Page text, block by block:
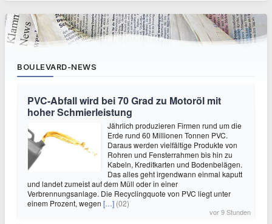
BOULEVARD-NEWS
PVC-Abfall wird bei 70 Grad zu Motoröl mit
hoher Schmierleistung
Jährlich produzieren Firmen rund um die
Erde rund 60 Millionen Tonnen PVC.
Daraus werden vielfältige Produkte von
Rohren und Fensterrahmen bis hin zu
Kabeln, Kreditkarten und Bodenbelägen.
Das alles geht irgendwann einmal kaputt
und landet zumeist auf dem Müll oder in einer
Verbrennungsanlage. Die Recyclingquote von PVC liegt unter
einem Prozent, wegen […] (02)
vor 9 Stunden